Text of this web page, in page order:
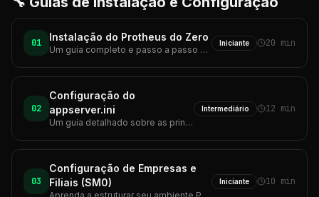
01 Instalação do Protheus do Zero
Um guia completo e passo a passo para instalar um ambiente Protheus totalmente funcional do zero, desde o banco de dados até o SmartClient.
Iniciante 20 min
02
Configuração do
appserver.ini
Um guia detalhado sobre as principais seções e chaves do arquivo appserver.ini, o coração do servidor de aplicação Protheus.
Intermediário 12 min
03
Configuração de Empresas e
Filiais (SM0)
Iniciante 10 min